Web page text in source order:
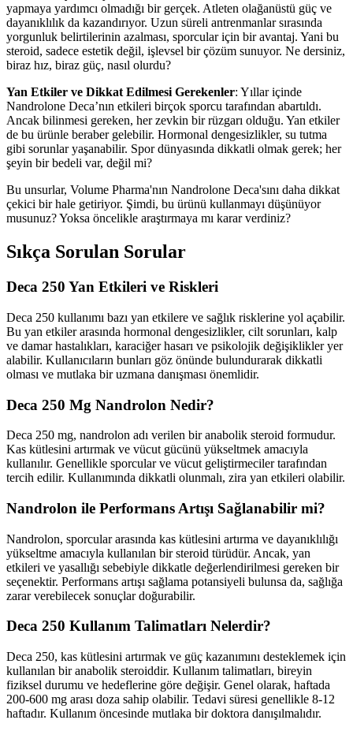
yapmaya yardımcı olmadığı bir gerçek. Atleten olağanüstü güç ve
dayanıklılık da kazandırıyor. Uzun süreli antrenmanlar sırasında
yorgunluk belirtilerinin azalması, sporcular için bir avantaj. Yani bu
steroid, sadece estetik değil, işlevsel bir çözüm sunuyor. Ne dersiniz,
biraz hız, biraz güç, nasıl olurdu?
Yan Etkiler ve Dikkat Edilmesi Gerekenler: Yıllar içinde
Nandrolone Deca’nın etkileri birçok sporcu tarafından abartıldı.
Ancak bilinmesi gereken, her zevkin bir rüzgarı olduğu. Yan etkiler
de bu ürünle beraber gelebilir. Hormonal dengesizlikler, su tutma
gibi sorunlar yaşanabilir. Spor dünyasında dikkatli olmak gerek; her
şeyin bir bedeli var, değil mi?
Bu unsurlar, Volume Pharma'nın Nandrolone Deca'sını daha dikkat
çekici bir hale getiriyor. Şimdi, bu ürünü kullanmayı düşünüyor
musunuz? Yoksa öncelikle araştırmaya mı karar verdiniz?
Sıkça Sorulan Sorular
Deca 250 Yan Etkileri ve Riskleri
Deca 250 kullanımı bazı yan etkilere ve sağlık risklerine yol açabilir.
Bu yan etkiler arasında hormonal dengesizlikler, cilt sorunları, kalp
ve damar hastalıkları, karaciğer hasarı ve psikolojik değişiklikler yer
alabilir. Kullanıcıların bunları göz önünde bulundurarak dikkatli
olması ve mutlaka bir uzmana danışması önemlidir.
Deca 250 Mg Nandrolon Nedir?
Deca 250 mg, nandrolon adı verilen bir anabolik steroid formudur.
Kas kütlesini artırmak ve vücut gücünü yükseltmek amacıyla
kullanılır. Genellikle sporcular ve vücut geliştirmeciler tarafından
tercih edilir. Kullanımında dikkatli olunmalı, zira yan etkileri olabilir.
Nandrolon ile Performans Artışı Sağlanabilir mi?
Nandrolon, sporcular arasında kas kütlesini artırma ve dayanıklılığı
yükseltme amacıyla kullanılan bir steroid türüdür. Ancak, yan
etkileri ve yasallığı sebebiyle dikkatle değerlendirilmesi gereken bir
seçenektir. Performans artışı sağlama potansiyeli bulunsa da, sağlığa
zarar verebilecek sonuçlar doğurabilir.
Deca 250 Kullanım Talimatları Nelerdir?
Deca 250, kas kütlesini artırmak ve güç kazanımını desteklemek için
kullanılan bir anabolik steroiddir. Kullanım talimatları, bireyin
fiziksel durumu ve hedeflerine göre değişir. Genel olarak, haftada
200-600 mg arası doza sahip olabilir. Tedavi süresi genellikle 8-12
haftadır. Kullanım öncesinde mutlaka bir doktora danışılmalıdır.